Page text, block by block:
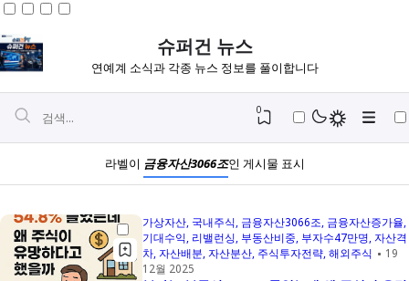
슈퍼건 뉴스
연예계 소식과 각종 뉴스 정보를 풀이합니다
0
라벨이 금융자산3066조인 게시물 표시
가상자산 국내주식 금융자산3066조 금융자산증가율
기대수익 리밸런싱 부동산비중 부자수47만명 자산격
차 자산배분 자산분산 주식투자전략 해외주식
19
12월 2025